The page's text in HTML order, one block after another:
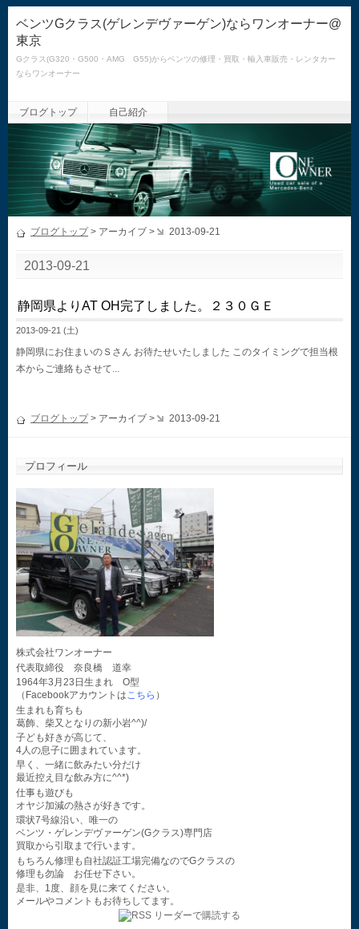
ベンツGクラス(ゲレンデヴァーゲン)ならワンオーナー@
東京
Gクラス(G320・G500・AMG G55)からベンツの修理・買取・輸入車販売・レンタカー
ならワンオーナー
ブログトップ 自己紹介
ブログトップ> アーカイブ > 2013-09-21
2013-09-21
静岡県よりAT OH完了しました。２３０ＧＥ
2013-09-21 (土)
静岡県にお住まいのＳさん お待たせいたしました このタイミングで担当根
本からご連絡もさせて...
ブログトップ> アーカイブ > 2013-09-21
プロフィール
株式会社ワンオーナー
代表取締役 奈良橋 道幸
1964年3月23日生まれ O型
（Facebookアカウントはこちら ）
生まれも育ちも
葛飾、柴又となりの新小岩^^)/
子ども好きが高じて、
4人の息子に囲まれています。
早く、一緒に飲みたい分だけ
最近控え目な飲み方に^^*)
仕事も遊びも
オヤジ加減の熱さが好きです。
環状7号線沿い、唯一の
ベンツ・ゲレンデヴァーゲン(Gクラス)専門店
買取から引取まで行います。
もちろん修理も自社認証工場完備なのでGクラスの
修理も勿論 お任せ下さい。
是非、1度、顔を見に来てください。
メールやコメントもお待ちしてます。